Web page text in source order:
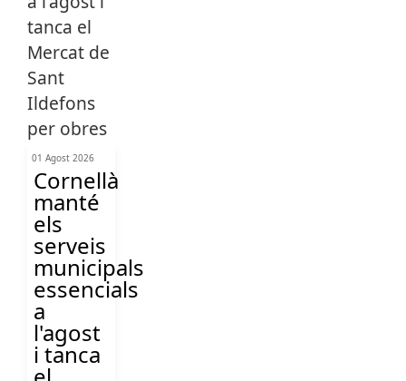
01 Agost 2026
Cornellà
manté
els
serveis
municipals
essencials
a
l'agost
i tanca